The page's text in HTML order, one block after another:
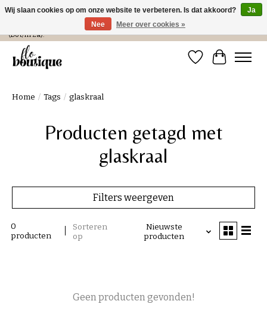
Verzending in NL € 4,99 en gratis bij een bestelling > € 100 of afhalen in de winkel
(Do t/m Za).
Verlanglijst
Home / Tags / glaskraal
Producten getagd met
glaskraal
Filters weergeven
0
producten
Sorteren
op
Nieuwste
producten
Geen producten gevonden!
Wij slaan cookies op om onze website te verbeteren. Is dat akkoord?
Ja
Nee
Meer over cookies »